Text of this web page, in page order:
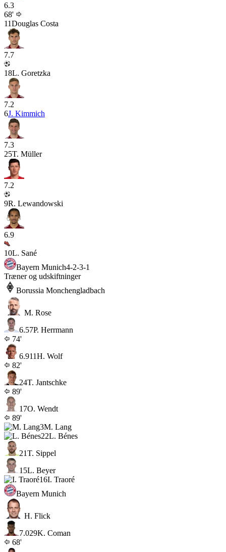
6.3
68'
11Douglas Costa
7.7
18L. Goretzka
7.2
6J. Kimmich
7.3
25T. Müller
7.2
9R. Lewandowski
6.9
10L. Sané
Bayern Munich4-2-3-1
Træner og udskiftninger
Borussia Monchengladbach
M. Rose
6.57P. Herrmann
74'
6.911H. Wolf
82'
24T. Jantschke
89'
17O. Wendt
89'
3M. Lang
22L. Bénes
21T. Sippel
15L. Beyer
16I. Traoré
Bayern Munich
H. Flick
7.029K. Coman
68'